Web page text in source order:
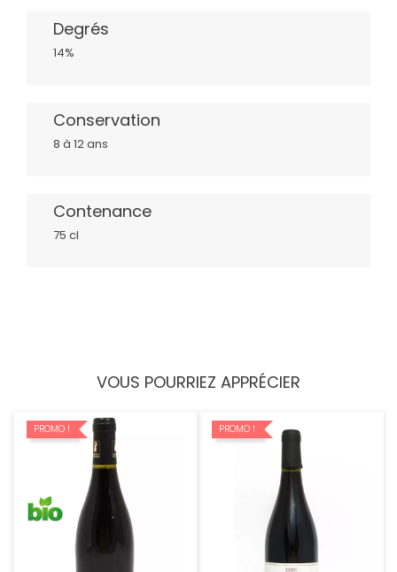
Degrés
14%
Conservation
8 à 12 ans
Contenance
75 cl
VOUS POURRIEZ APPRÉCIER
PROMO ! PROMO !